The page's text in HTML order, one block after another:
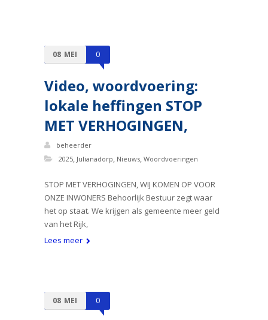
08 MEI 0
Video, woordvoering:
lokale heffingen STOP
MET VERHOGINGEN,
beheerder
2025, Julianadorp, Nieuws, Woordvoeringen
STOP MET VERHOGINGEN, WIJ KOMEN OP VOOR
ONZE INWONERS Behoorlijk Bestuur zegt waar
het op staat. We krijgen als gemeente meer geld
van het Rijk,
Lees meer
08 MEI 0